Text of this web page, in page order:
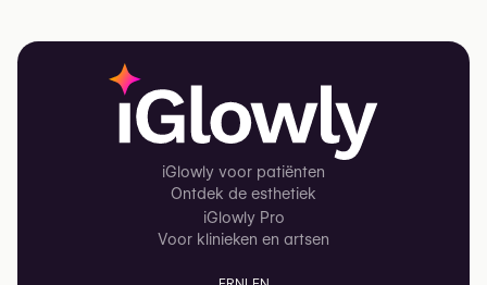
iGlowly voor patiënten
Ontdek de esthetiek
iGlowly Pro
Voor klinieken en artsen